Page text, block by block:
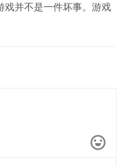
戏并不是一件坏事。游戏